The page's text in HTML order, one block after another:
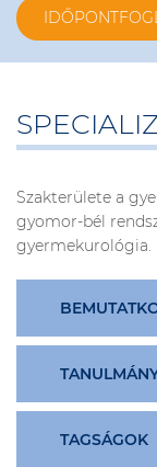
Szakterülete a
gyomor-bél
gyermekurológia.
TAGSÁGOK